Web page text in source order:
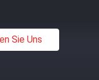
Sie Uns